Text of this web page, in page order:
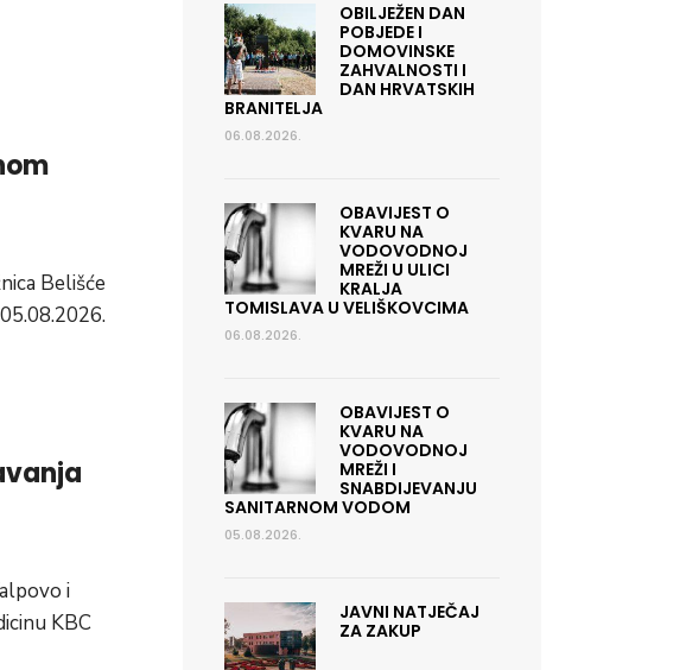
Veliškovcima
Belišće
i
KBC
OBILJEŽEN DAN
POBJEDE I
DOMOVINSKE
ZAHVALNOSTI I
DAN HRVATSKIH
BRANITELJA
06.08.2026.
OBAVIJEST O
KVARU NA
VODOVODNOJ
MREŽI U ULICI
KRALJA
TOMISLAVA U VELIŠKOVCIMA
06.08.2026.
OBAVIJEST O
KVARU NA
VODOVODNOJ
MREŽI I
SNABDIJEVANJU
SANITARNOM VODOM
05.08.2026.
JAVNI NATJEČAJ
ZA ZAKUP